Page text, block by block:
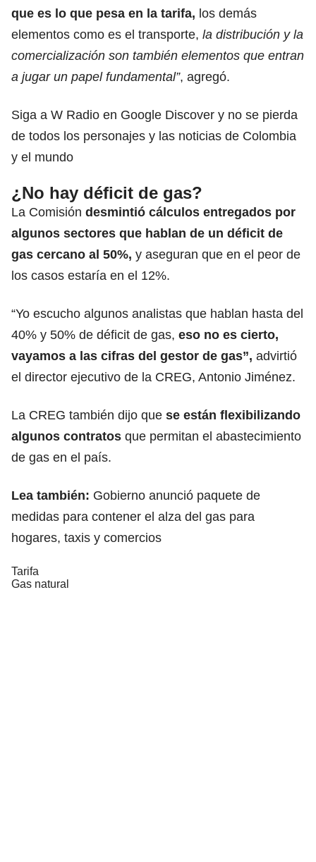
que es lo que pesa en la tarifa, los demás
elementos como es el transporte, la distribución y la
comercialización son también elementos que entran
a jugar un papel fundamental”, agregó.
Siga a W Radio en Google Discover y no se pierda
de todos los personajes y las noticias de Colombia
y el mundo
¿No hay déficit de gas?
La Comisión desmintió cálculos entregados por
algunos sectores que hablan de un déficit de
gas cercano al 50%, y aseguran que en el peor de
los casos estaría en el 12%.
“Yo escucho algunos analistas que hablan hasta del
40% y 50% de déficit de gas, eso no es cierto,
vayamos a las cifras del gestor de gas”, advirtió
el director ejecutivo de la CREG, Antonio Jiménez.
La CREG también dijo que se están flexibilizando
algunos contratos que permitan el abastecimiento
de gas en el país.
Lea también: Gobierno anunció paquete de
medidas para contener el alza del gas para
hogares, taxis y comercios
Tarifa
Gas natural